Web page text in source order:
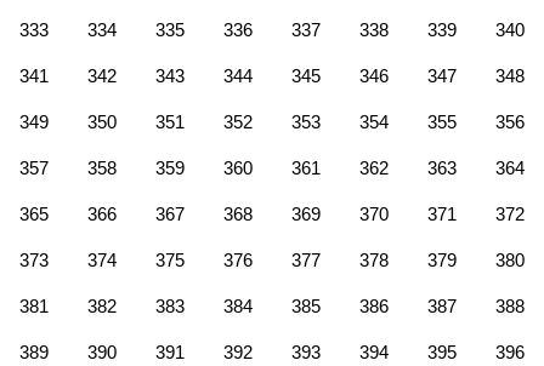
333 334 335 336 337 338 339 340
341 342 343 344 345 346 347 348
349 350 351 352 353 354 355 356
357 358 359 360 361 362 363 364
365 366 367 368 369 370 371 372
373 374 375 376 377 378 379 380
381 382 383 384 385 386 387 388
389 390 391 392 393 394 395 396